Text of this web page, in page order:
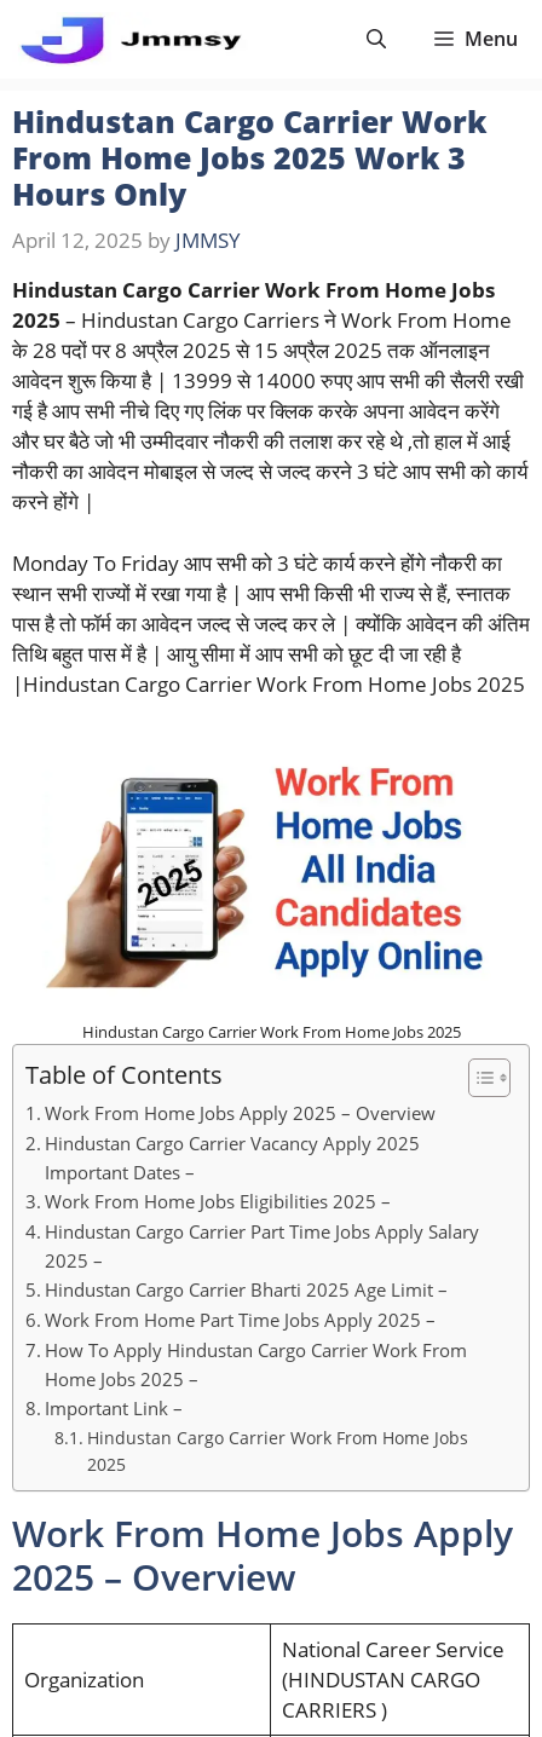
Menu
Hindustan Cargo Carrier Work
From Home Jobs 2025 Work 3
Hours Only
April 12, 2025 by JMMSY
Hindustan Cargo Carrier Work From Home Jobs
2025 – Hindustan Cargo Carriers ने Work From Home
के 28 पदों पर 8 अप्रैल 2025 से 15 अप्रैल 2025 तक ऑनलाइन
आवेदन शुरू किया है | 13999 से 14000 रुपए आप सभी की सैलरी रखी
गई है आप सभी नीचे दिए गए लिंक पर क्लिक करके अपना आवेदन करेंगे
और घर बैठे जो भी उम्मीदवार नौकरी की तलाश कर रहे थे ,तो हाल में आई
नौकरी का आवेदन मोबाइल से जल्द से जल्द करने 3 घंटे आप सभी को कार्य
करने होंगे |
Monday To Friday आप सभी को 3 घंटे कार्य करने होंगे नौकरी का
स्थान सभी राज्यों में रखा गया है | आप सभी किसी भी राज्य से हैं, स्नातक
पास है तो फॉर्म का आवेदन जल्द से जल्द कर ले | क्योंकि आवेदन की अंतिम
तिथि बहुत पास में है | आयु सीमा में आप सभी को छूट दी जा रही है
|Hindustan Cargo Carrier Work From Home Jobs 2025
Hindustan Cargo Carrier Work From Home Jobs 2025
Table of Contents
Work From Home Jobs Apply 2025 – Overview
Hindustan Cargo Carrier Vacancy Apply 2025
Important Dates –
Work From Home Jobs Eligibilities 2025 –
Hindustan Cargo Carrier Part Time Jobs Apply Salary
2025 –
Hindustan Cargo Carrier Bharti 2025 Age Limit –
Work From Home Part Time Jobs Apply 2025 –
How To Apply Hindustan Cargo Carrier Work From
Home Jobs 2025 –
Important Link –
Hindustan Cargo Carrier Work From Home Jobs
2025
Work From Home Jobs Apply
2025 – Overview
Organization
National Career Service
(HINDUSTAN CARGO
CARRIERS )